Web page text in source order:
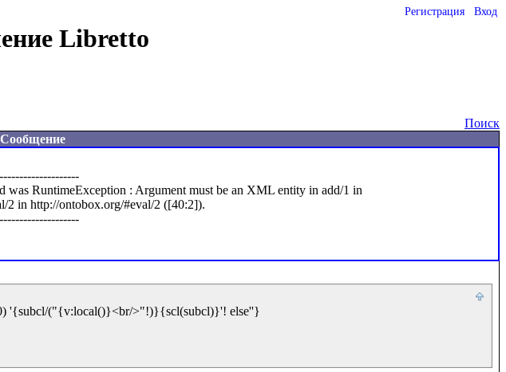
Регистрация Вход
Libretto
Поиск
Сообщение
RuntimeException : Argument must be an XML entity in add/1 in
2 in http://ontobox.org/#eval/2 ([40:2]).
'{subcl/("{v:local()}<br/>"!)}{scl(subcl)}'! else''}